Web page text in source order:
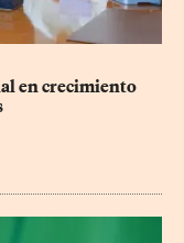
en crecimiento